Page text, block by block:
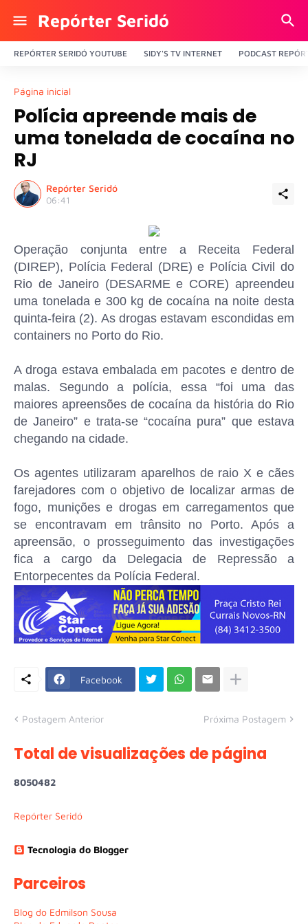
Repórter Seridó
REPÓRTER SERIDÓ YOUTUBE SIDY'S TV INTERNET PODCAST
Página inicial
Polícia apreende mais de
uma tonelada de cocaína no
RJ
Repórter Seridó
06:41
Operação conjunta entre a Receita Federal
(DIREP), Polícia Federal (DRE) e Polícia Civil do
Rio de Janeiro (DESARME e CORE) apreendeu
uma tonelada e 300 kg de cocaína na noite desta
quinta-feira (2). As drogas estavam escondidas em
containers no Porto do Rio.
A droga estava embalada em pacotes e dentro de
malas. Segundo a polícia, essa “foi uma das
maiores apreensões de cocaína da história do Rio
de Janeiro” e trata-se “cocaína pura” que estava
chegando na cidade.
Os agentes utilizaram aparelhos de raio X e cães
farejadores com o objetivo de localizar armas de
fogo, munições e drogas em carregamentos que
se encontravam em trânsito no Porto. Após a
apreensão, o prosseguimento das investigações
fica a cargo da Delegacia de Repressão a
Entorpecentes da Polícia Federal.
Facebook
Postagem Anterior Próxima Postagem
Total de visualizações de página
8050482
Repórter Seridó
Tecnologia do Blogger
Parceiros
Blog do Edmilson Sousa